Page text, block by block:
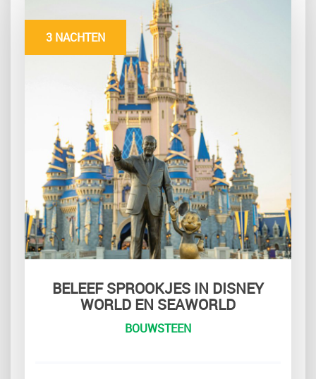
3 NACHTEN
BELEEF SPROOKJES IN DISNEY
WORLD EN SEAWORLD
BOUWSTEEN